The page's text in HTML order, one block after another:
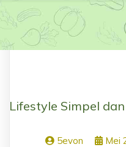
Lifestyle Simpel
5evon Mei